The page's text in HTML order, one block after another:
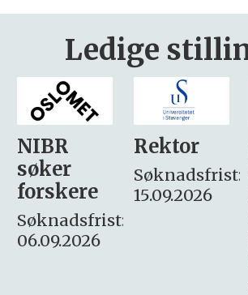
Ledige
Rektor
Søknadsfrist:
15.09.2026
innen
miljøkjemi